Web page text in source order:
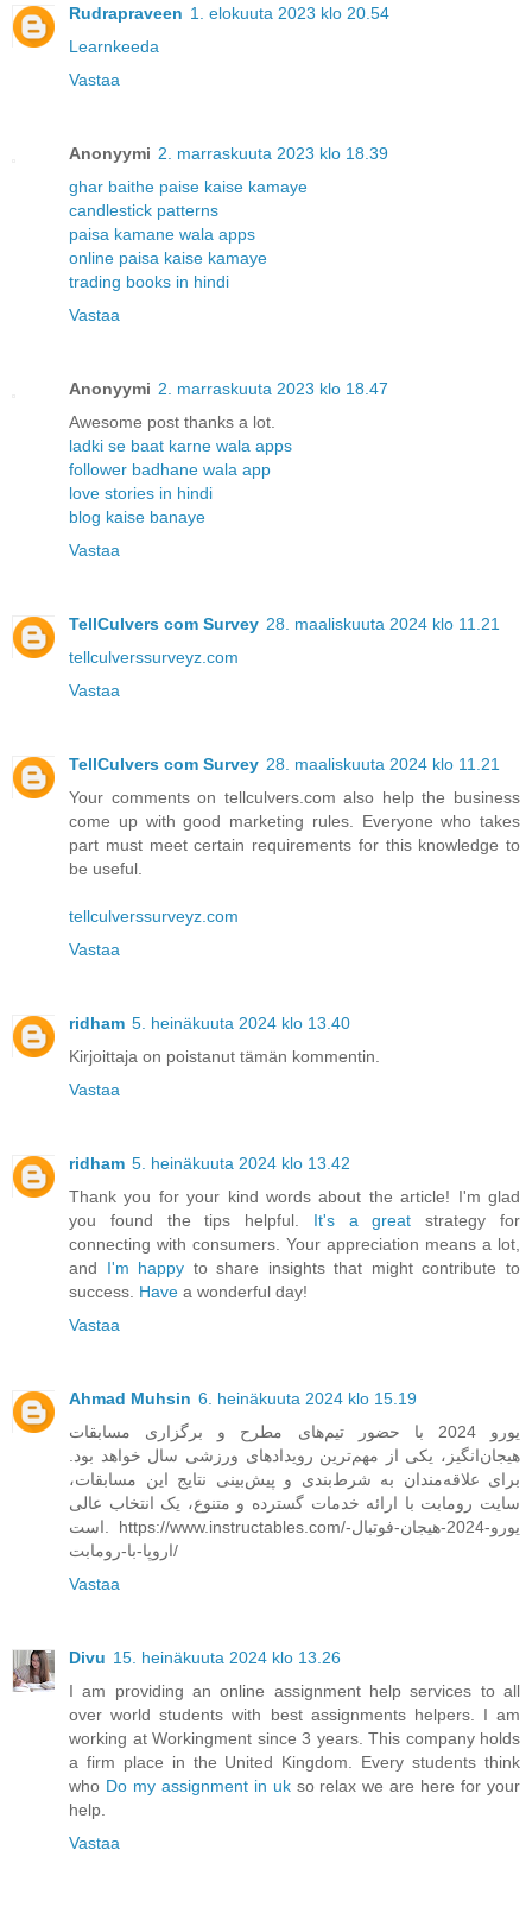
Rudrapraveen 1. elokuuta 2023 klo 20.54
Learnkeeda
Vastaa
Anonyymi 2. marraskuuta 2023 klo 18.39
ghar baithe paise kaise kamaye
candlestick patterns
paisa kamane wala apps
online paisa kaise kamaye
trading books in hindi
Vastaa
Anonyymi 2. marraskuuta 2023 klo 18.47
Awesome post thanks a lot.
ladki se baat karne wala apps
follower badhane wala app
love stories in hindi
blog kaise banaye
Vastaa
TellCulvers com Survey 28. maaliskuuta 2024 klo 11.21
tellculverssurveyz.com
Vastaa
TellCulvers com Survey 28. maaliskuuta 2024 klo 11.21
Your comments on tellculvers.com also help the business
come up with good marketing rules. Everyone who takes
part must meet certain requirements for this knowledge to
be useful.
tellculverssurveyz.com
Vastaa
ridham 5. heinäkuuta 2024 klo 13.40
Kirjoittaja on poistanut tämän kommentin.
Vastaa
ridham 5. heinäkuuta 2024 klo 13.42
Thank you for your kind words about the article! I'm glad
you found the tips helpful. It's a greatstrategy for
connecting with consumers. Your appreciation means a lot,
and I'm happy to share insights that might contribute to
success. Have a wonderful day!
Vastaa
Ahmad Muhsin 6. heinäkuuta 2024 klo 15.19
یورو 2024 با حضور تیم‌های مطرح و برگزاری مسابقات
هیجان‌انگیز، یکی از مهم‌ترین رویدادهای ورزشی سال خواهد بود.
برای علاقه‌مندان به شرط‌بندی و پیش‌بینی نتایج این مسابقات،
سایت رومابت با ارائه خدمات گسترده و متنوع، یک انتخاب عالی
است. https://www.instructables.com/یورو-2024-هیجان-فوتبال-
اروپا-با-رومابت/
Vastaa
Divu 15. heinäkuuta 2024 klo 13.26
I am providing an online assignment help services to all
over world students with best assignments helpers. I am
working at Workingment since 3 years. This company holds
a firm place in the United Kingdom. Every students think
who Do my assignment in ukso relax we are here for your
help.
Vastaa